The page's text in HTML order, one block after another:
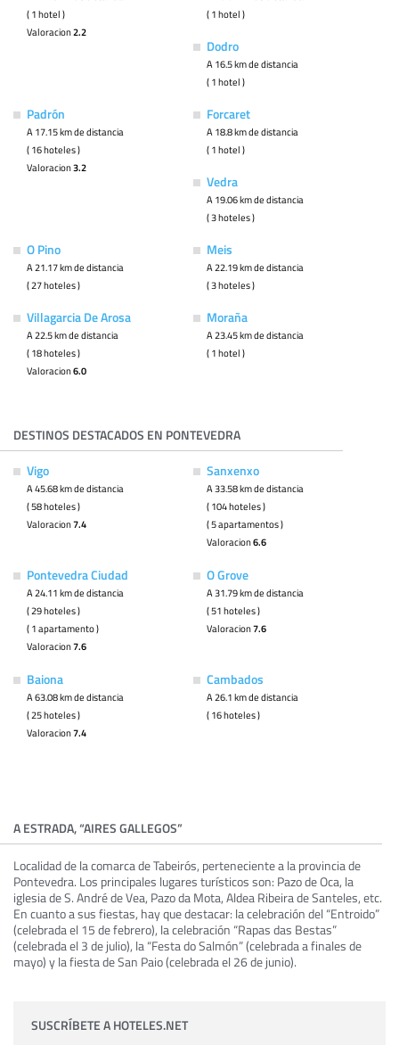
( 1 hotel )
Valoracion2.2
( 1 hotel )
Dodro
A 16.5 km de distancia
( 1 hotel )
Padrón
A 17.15 km de distancia
( 16 hoteles )
Valoracion3.2
Forcaret
A 18.8 km de distancia
( 1 hotel )
Vedra
A 19.06 km de distancia
( 3 hoteles )
O Pino
A 21.17 km de distancia
( 27 hoteles )
Meis
A 22.19 km de distancia
( 3 hoteles )
Villagarcia De Arosa
A 22.5 km de distancia
( 18 hoteles )
Valoracion6.0
Moraña
A 23.45 km de distancia
( 1 hotel )
DESTINOS DESTACADOS EN PONTEVEDRA
Vigo
A 45.68 km de distancia
( 58 hoteles )
Valoracion7.4
Sanxenxo
A 33.58 km de distancia
( 104 hoteles )
( 5 apartamentos )
Valoracion6.6
Pontevedra Ciudad
A 24.11 km de distancia
( 29 hoteles )
( 1 apartamento )
Valoracion7.6
O Grove
A 31.79 km de distancia
( 51 hoteles )
Valoracion7.6
Baiona
A 63.08 km de distancia
( 25 hoteles )
Valoracion7.4
Cambados
A 26.1 km de distancia
( 16 hoteles )
A ESTRADA, “AIRES GALLEGOS”
Localidad de la comarca de Tabeirós, perteneciente a la provincia de
Pontevedra. Los principales lugares turísticos son: Pazo de Oca, la
iglesia de S. André de Vea, Pazo da Mota, Aldea Ribeira de Santeles, etc.
En cuanto a sus fiestas, hay que destacar: la celebración del “Entroido”
(celebrada el 15 de febrero), la celebración “Rapas das Bestas”
(celebrada el 3 de julio), la “Festa do Salmón” (celebrada a finales de
mayo) y la fiesta de San Paio (celebrada el 26 de junio).
SUSCRÍBETE A HOTELES.NET